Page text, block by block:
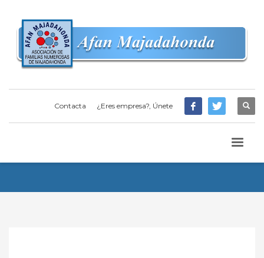
Contacta ¿Eres empresa?, Únete